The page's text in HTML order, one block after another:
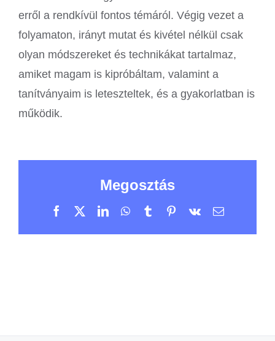
erről a rendkívül fontos témáról. Végig vezet a
folyamaton, irányt mutat és kivétel nélkül csak
olyan módszereket és technikákat tartalmaz,
amiket magam is kipróbáltam, valamint a
tanítványaim is leteszteltek, és a gyakorlatban is
működik.
Megosztás
Facebook LinkedInWhatsApp
TumblrPinterest
Vk Email: